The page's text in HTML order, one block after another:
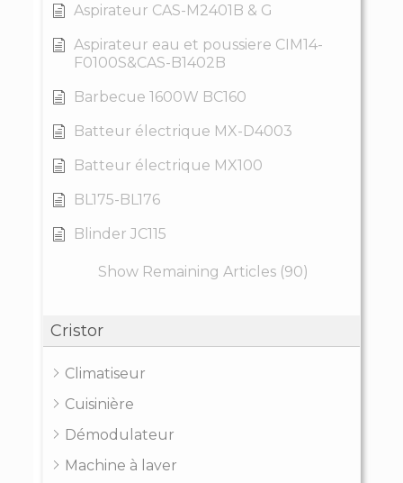
Aspirateur CAS-M2401B & G
Aspirateur eau et poussiere CIM14-
F0100S&CAS-B1402B
Barbecue 1600W BC160
Batteur électrique MX-D4003
Batteur électrique MX100
BL175-BL176
Blinder JC115
Show Remaining Articles (90)
Cristor
Climatiseur
Cuisinière
Démodulateur
Machine à laver